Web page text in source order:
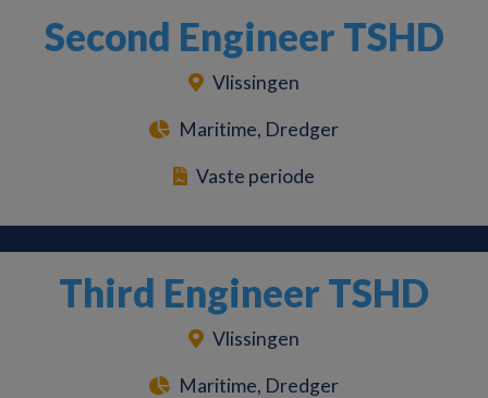
Second Engineer TSHD
Vlissingen
Maritime, Dredger
Vaste periode
Third Engineer TSHD
Vlissingen
Maritime, Dredger